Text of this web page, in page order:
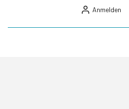
Anmelden